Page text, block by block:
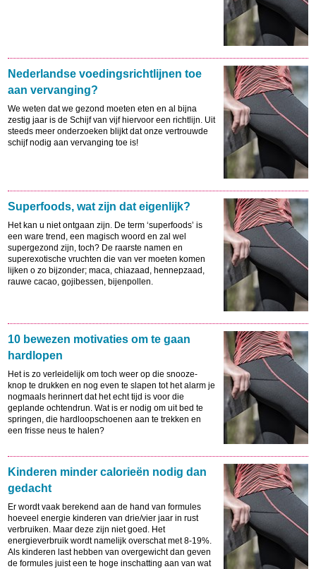
Nederlandse voedingsrichtlijnen toe
aan vervanging?
We weten dat we gezond moeten eten en al bijna
zestig jaar is de Schijf van vijf hiervoor een richtlijn. Uit
steeds meer onderzoeken blijkt dat onze vertrouwde
schijf nodig aan vervanging toe is!
Superfoods, wat zijn dat eigenlijk?
Het kan u niet ontgaan zijn. De term ‘superfoods’ is
een ware trend, een magisch woord en zal wel
supergezond zijn, toch? De raarste namen en
superexotische vruchten die van ver moeten komen
lijken o zo bijzonder; maca, chiazaad, hennepzaad,
rauwe cacao, gojibessen, bijenpollen.
10 bewezen motivaties om te gaan
hardlopen
Het is zo verleidelijk om toch weer op die snooze-
knop te drukken en nog even te slapen tot het alarm je
nogmaals herinnert dat het echt tijd is voor die
geplande ochtendrun. Wat is er nodig om uit bed te
springen, die hardloopschoenen aan te trekken en
een frisse neus te halen?
Kinderen minder calorieën nodig dan
gedacht
Er wordt vaak berekend aan de hand van formules
hoeveel energie kinderen van drie/vier jaar in rust
verbruiken. Maar deze zijn niet goed. Het
energieverbruik wordt namelijk overschat met 8-19%.
Als kinderen last hebben van overgewicht dan geven
de formules juist een te hoge inschatting aan van wat